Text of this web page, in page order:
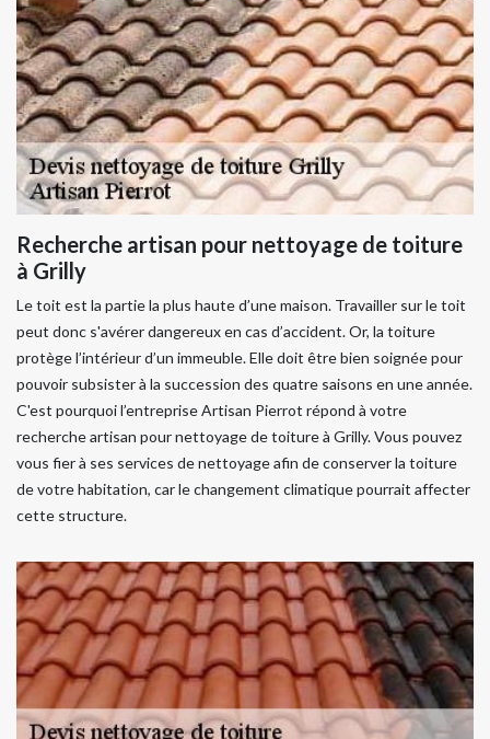
Recherche artisan pour nettoyage de toiture
à Grilly
Le toit est la partie la plus haute d’une maison. Travailler sur le toit
peut donc s'avérer dangereux en cas d’accident. Or, la toiture
protège l’intérieur d’un immeuble. Elle doit être bien soignée pour
pouvoir subsister à la succession des quatre saisons en une année.
C'est pourquoi l’entreprise Artisan Pierrot répond à votre
recherche artisan pour nettoyage de toiture à Grilly. Vous pouvez
vous fier à ses services de nettoyage afin de conserver la toiture
de votre habitation, car le changement climatique pourrait affecter
cette structure.